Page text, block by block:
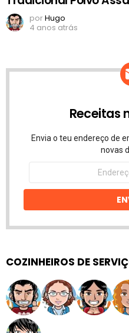
porHugo
4 anos atrás
Receitas
Envia o teu endereço de
novas
Endereço
email
COZINHEIROS DE